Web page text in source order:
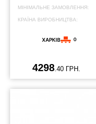
МІНІМАЛЬНЕ ЗАМОВЛЕННЯ:
КРАЇНА ВИРОБНИЦТВА:
ХАРКІВ 0
4298 .40 ГРН.